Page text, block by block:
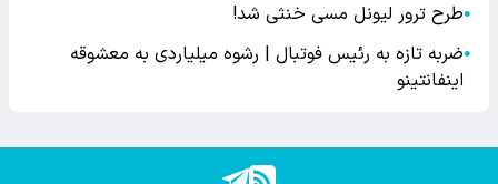
●طرح ترور لیونل مسی خنثی شد!
●ضربه تازه به رئیس فوتبال | رشوه میلیاردی به معشوقه
اینفانتینو